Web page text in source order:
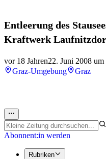
Entleerung des
Kraftwerk
vor 18 Jahren22. Juni 2008 um
Graz-Umgebung
Graz
Abonnent:in werden
Rubriken